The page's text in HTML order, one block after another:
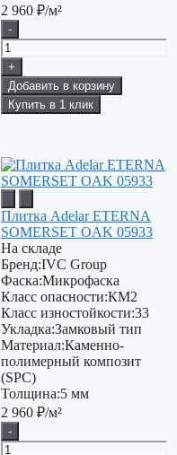
2 960 ₽/м²
-
+
Добавить в корзину
Купить в 1 клик
Плитка Adelar ETERNA
SOMERSET OAK 05933
На складе
Бренд:IVC Group
Фаска:Микрофаска
Класс опасности:КМ2
Класс изностойкости:33
Укладка:Замковый тип
Материал:Каменно-
полимерный композит
(SPC)
Толщина:5 мм
2 960 ₽/м²
-